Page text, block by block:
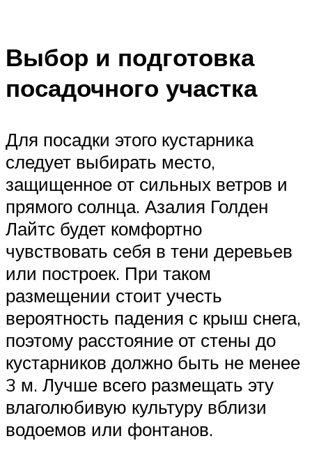
Выбор и подготовка
посадочного участка
Для посадки этого кустарника
следует выбирать место,
защищенное от сильных ветров и
прямого солнца. Азалия Голден
Лайтс будет комфортно
чувствовать себя в тени деревьев
или построек. При таком
размещении стоит учесть
вероятность падения с крыш снега,
поэтому расстояние от стены до
кустарников должно быть не менее
3 м. Лучше всего размещать эту
влаголюбивую культуру вблизи
водоемов или фонтанов.